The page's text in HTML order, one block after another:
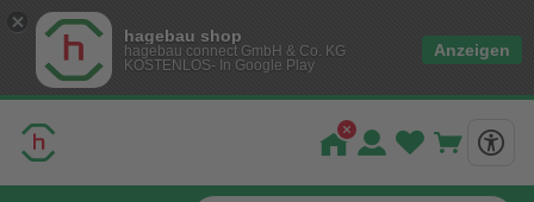
hagebau shop
hagebau connect GmbH & Co. KG
KOSTENLOS- In Google Play
Anzeigen